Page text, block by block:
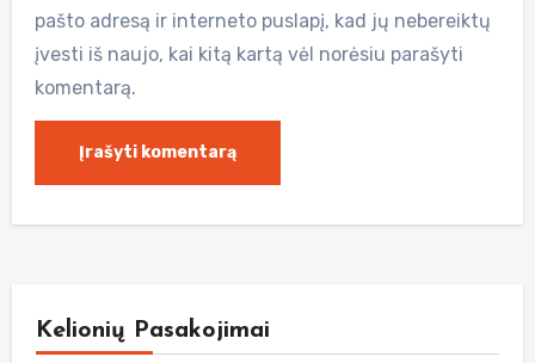
pašto adresą ir interneto puslapį, kad jų nebereiktų
įvesti iš naujo, kai kitą kartą vėl norėsiu parašyti
komentarą.
Kelionių Pasakojimai